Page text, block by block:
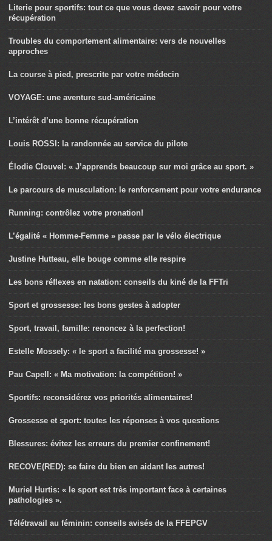
Literie pour sportifs: tout ce que vous devez savoir pour votre
récupération
Troubles du comportement alimentaire: vers de nouvelles
approches
La course à pied, prescrite par votre médecin
VOYAGE: une aventure sud-américaine
L’intérêt d’une bonne récupération
Louis ROSSI: la randonnée au service du pilote
Élodie Clouvel: « J’apprends beaucoup sur moi grâce au sport. »
Le parcours de musculation: le renforcement pour votre endurance
Running: contrôlez votre pronation!
L’égalité « Homme-Femme » passe par le vélo électrique
Justine Hutteau, elle bouge comme elle respire
Les bons réflexes en natation: conseils du kiné de la FFTri
Sport et grossesse: les bons gestes à adopter
Sport, travail, famille: renoncez à la perfection!
Estelle Mossely: « le sport a facilité ma grossesse! »
Pau Capell: « Ma motivation: la compétition! »
Sportifs: reconsidérez vos priorités alimentaires!
Grossesse et sport: toutes les réponses à vos questions
Blessures: évitez les erreurs du premier confinement!
RECOVE(RED): se faire du bien en aidant les autres!
Muriel Hurtis: « le sport est très important face à certaines
pathologies ».
Télétravail au féminin: conseils avisés de la FFEPGV